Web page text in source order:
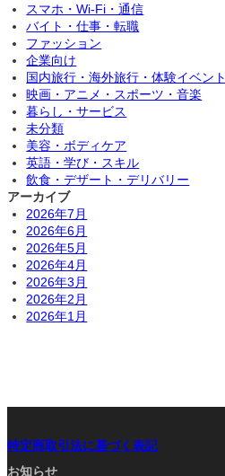
スマホ・Wi-Fi・通信
バイト・仕事・転職
ファッション
企業向け
国内旅行・海外旅行・体験イベント
映画・アニメ・スポーツ・音楽
暮らし・サービス
未分類
美容・ボディケア
英語・学び・スキル
飲食・デザート・デリバリー
アーカイブ
2026年7月
2026年6月
2026年5月
2026年4月
2026年3月
2026年2月
2026年1月
特定商取引法に基づく表記
お知らせ